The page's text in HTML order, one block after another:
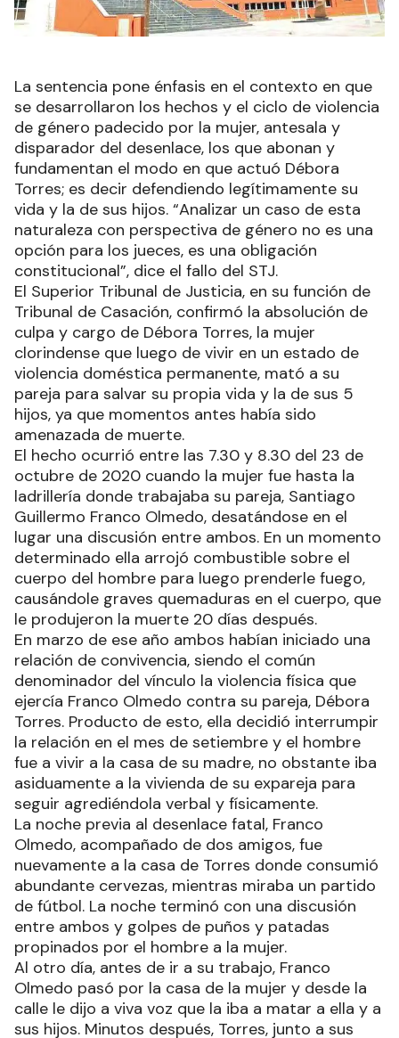
La sentencia pone énfasis en el contexto en que
se desarrollaron los hechos y el ciclo de violencia
de género padecido por la mujer, antesala y
disparador del desenlace, los que abonan y
fundamentan el modo en que actuó Débora
Torres; es decir defendiendo legítimamente su
vida y la de sus hijos. “Analizar un caso de esta
naturaleza con perspectiva de género no es una
opción para los jueces, es una obligación
constitucional”, dice el fallo del STJ.
El Superior Tribunal de Justicia, en su función de
Tribunal de Casación, confirmó la absolución de
culpa y cargo de Débora Torres, la mujer
clorindense que luego de vivir en un estado de
violencia doméstica permanente, mató a su
pareja para salvar su propia vida y la de sus 5
hijos, ya que momentos antes había sido
amenazada de muerte.
El hecho ocurrió entre las 7.30 y 8.30 del 23 de
octubre de 2020 cuando la mujer fue hasta la
ladrillería donde trabajaba su pareja, Santiago
Guillermo Franco Olmedo, desatándose en el
lugar una discusión entre ambos. En un momento
determinado ella arrojó combustible sobre el
cuerpo del hombre para luego prenderle fuego,
causándole graves quemaduras en el cuerpo, que
le produjeron la muerte 20 días después.
En marzo de ese año ambos habían iniciado una
relación de convivencia, siendo el común
denominador del vínculo la violencia física que
ejercía Franco Olmedo contra su pareja, Débora
Torres. Producto de esto, ella decidió interrumpir
la relación en el mes de setiembre y el hombre
fue a vivir a la casa de su madre, no obstante iba
asiduamente a la vivienda de su expareja para
seguir agrediéndola verbal y físicamente.
La noche previa al desenlace fatal, Franco
Olmedo, acompañado de dos amigos, fue
nuevamente a la casa de Torres donde consumió
abundante cervezas, mientras miraba un partido
de fútbol. La noche terminó con una discusión
entre ambos y golpes de puños y patadas
propinados por el hombre a la mujer.
Al otro día, antes de ir a su trabajo, Franco
Olmedo pasó por la casa de la mujer y desde la
calle le dijo a viva voz que la iba a matar a ella y a
sus hijos. Minutos después, Torres, junto a sus